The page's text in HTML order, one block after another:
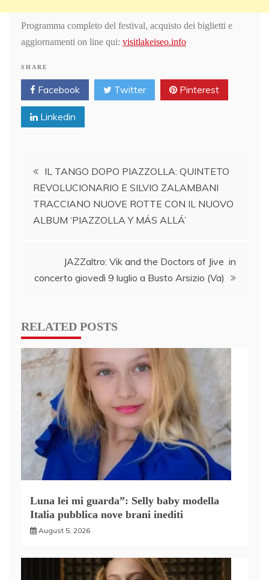
Programma completo del festival, acquisto dei biglietti e
aggiornamenti on line qui: visitlakeiseo.info
SHARE
Facebook Twitter Pinterest
Linkedin
Post
navigation
IL TANGO DOPO PIAZZOLLA: QUINTETO
REVOLUCIONARIO E SILVIO ZALAMBANI
TRACCIANO NUOVE ROTTE CON IL NUOVO
ALBUM ‘PIAZZOLLA Y MÁS ALLÁ’
JAZZaltro: Vik and the Doctors of Jive in
concerto giovedì 9 luglio a Busto Arsizio (Va)
RELATED POSTS
Luna lei mi guarda”: Selly baby modella
Italia pubblica nove brani inediti
August 5, 2026